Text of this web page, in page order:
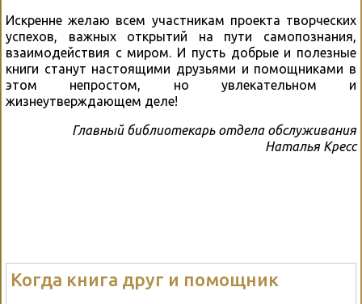
Искренне желаю всем участникам проекта творческих
успехов, важных открытий на пути самопознания,
взаимодействия с миром. И пусть добрые и полезные
книги станут настоящими друзьями и помощниками в
этом непростом, но увлекательном и
жизнеутверждающем деле!
Главный библиотекарь отдела обслуживания
Наталья Кресс
Когда книга друг и помощник